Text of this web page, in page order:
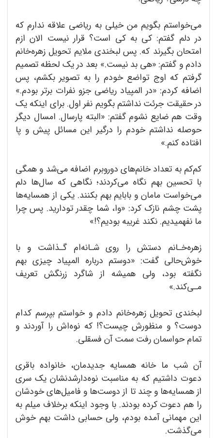
می‌خواستم بگویم من خیلی به ریاضی علاقه ندارم که
در دلم گفتم: کی به کی است؟ قرار نیست الان ازم
امتحان بگیرند که. پس لبخندی ملایم تحویل زهره‌خانم
دادم و گفتم: «هی بد نیست.» بعد در یک لحظه تصمیم
گرفتم که اوج تواضع خودم را به تصویر بکشم، پس
اضافه کردم: «در المپیاد ریاضی جزو نفرات برتر بودم.»
در حقیقت جرئت نداشتم بگویم نفر اول. برای اینکه یک
وقت هم ضایع نشوم گفتم: «البته پارسال. امسال دیگر
حوصله نداشتم خودم را درگیر این مسائل پیش و پا
افتاده کنم.»
کم‌کم به تعداد خانم‌های دور‌و‌برم اضافه می‌شد و همگی
با تحسین بهم نگاه می‌کردند؛ نگاهی که سال‌ها دلم
می‌خواست مامان و بابایم بهم بکنند. یکی از همسایه‌ها
پشت چشم نازک کرد: «وا، شما چقدر تودارید. پس چرا
ما نفهمیدیم. نکند غریبه بودیم؟!»
زهره‌خـانم دستش را روی شـانه‌ام گـذاشت و با
خوش‌حالی گفت: «دوستم درباره المپیاد چیزی بهم
نگفته بود، ولی همیشه از شاگرد زرنگش تعریف
مـی‌کند.»
لبخندی تحویل زهره‌خانم دادم و خواستم بپرسم کدام
دوست؟ و منظورش چیست؟! که نوه‌اش را آوردند و
تمام حواسمان رفت سمت آن فسقلی.
آن شب ما خانه همسایه جدیدمان، خانواده باقری
دعوت داشتیم که به مناسبت نوه‌دار‌شدنشان یک سری
از همسایه‌ها و چند تا از دوست‌ها و فامیل‌های خودشان
را هم دعوت کرده بودند. با وجود اینکه برخلاف میلم به
این مهمانی آمده بودم، ولی حسابی داشت بهم خوش
می‌گذشت.